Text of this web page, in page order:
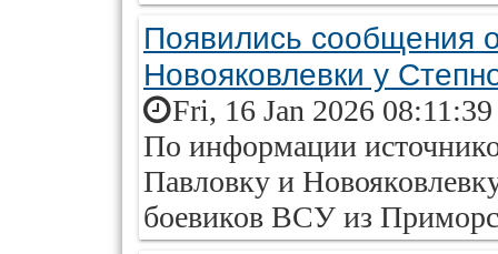
Появились сообщения
Новояковлевки у
Fri, 16 Jan 2026
По информации
Павловку и
боевиков ВСУ из